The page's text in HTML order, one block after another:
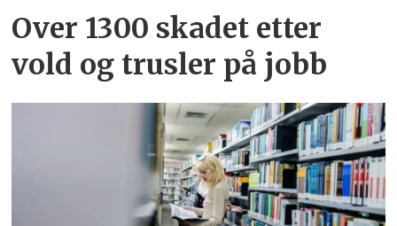
Over 1300 skadet etter
vold og trusler på jobb